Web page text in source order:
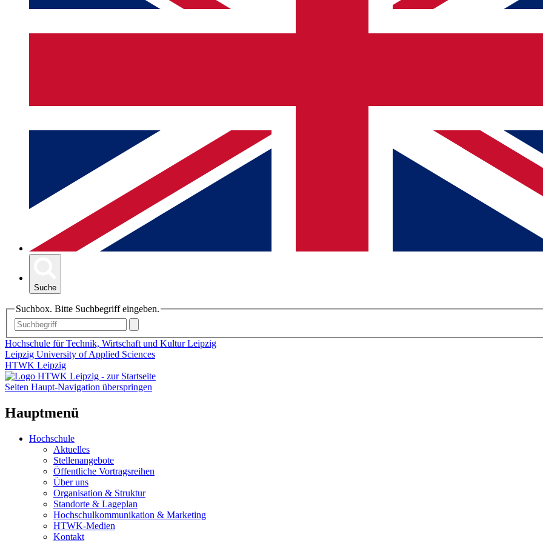
Suche
Suchbox. Bitte Suchbegriff eingeben.
Hochschule für Technik, Wirtschaft und Kultur Leipzig
Leipzig University of Applied Sciences
HTWK Leipzig
Seiten Haupt-Navigation überspringen
Hauptmenü
Hochschule
Aktuelles
Stellenangebote
Öffentliche Vortragsreihen
Über uns
Organisation & Struktur
Standorte & Lageplan
Hochschulkommunikation & Marketing
HTWK-Medien
Kontakt